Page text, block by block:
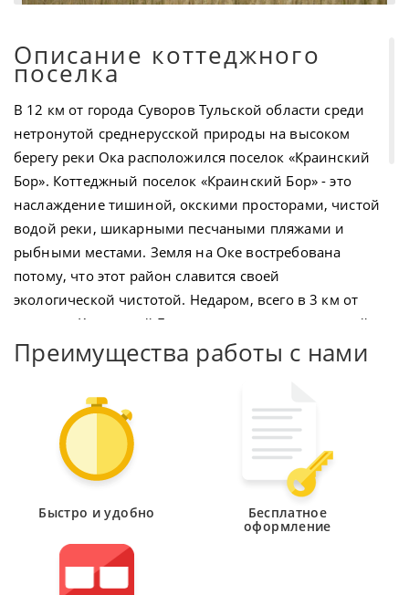
Описание коттеджного
поселка
В 12 км от города Суворов Тульской области среди
нетронутой среднерусской природы на высоком
берегу реки Ока расположился поселок «Краинский
Бор». Коттеджный поселок «Краинский Бор» - это
наслаждение тишиной, окскими просторами, чистой
водой реки, шикарными песчаными пляжами и
рыбными местами. Земля на Оке востребована
потому, что этот район славится своей
экологической чистотой. Недаром, всего в 3 км от
поселка «Краинский Бор», расположен знаменитый
санаторий «Краинка», который имеет 170-летнюю
историю и безупречную репутацию. Здесь
отсутствуют производственные предприятия, но при
этом присутствуют все необходимые
цивилизованному человеку объекты
инфраструктуры. Желающие купить земельные
наделы на Оке и построить дом или коттедж,
создать настоящее родовое гнездо, как это было
принято во все века на Руси, имеют возможность
выбрать совершенно реальное по стоимости
предложение, ориентируясь на собственные
Преимущества работы с нами
Быстро и удобно Бесплатное
оформление